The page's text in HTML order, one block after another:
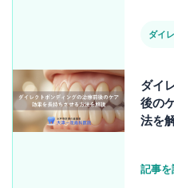
ダイ
ダイ
後の
法を
記事